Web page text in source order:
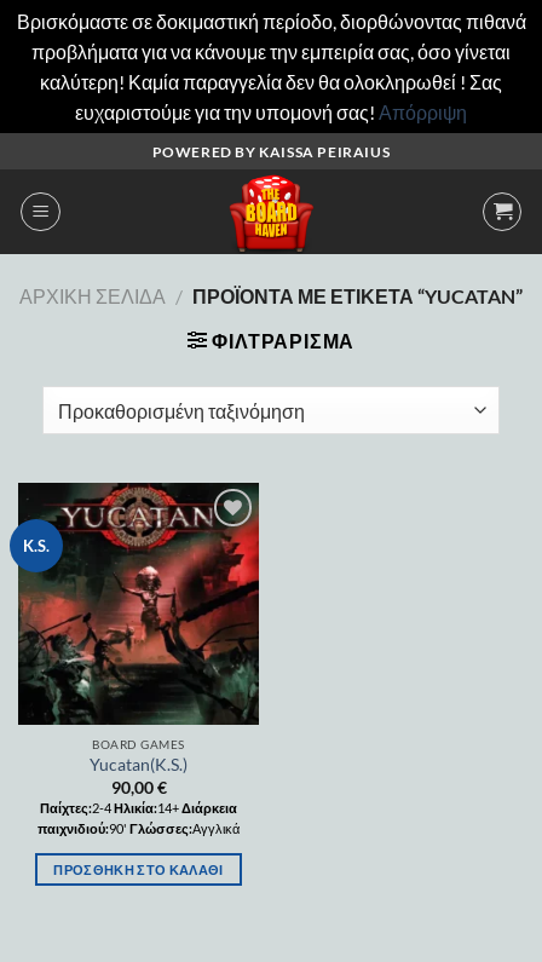
Βρισκόμαστε σε δοκιμαστική περίοδο, διορθώνοντας πιθανά
προβλήματα για να κάνουμε την εμπειρία σας, όσο γίνεται
καλύτερη! Καμία παραγγελία δεν θα ολοκληρωθεί ! Σας
ευχαριστούμε για την υπομονή σας! Απόρριψη
περιεχόμενο
POWERED BY KAISSA PEIRAIUS
ΑΡΧΙΚΉ ΣΕΛΊΔΑ / ΠΡΟΪΌΝΤΑ ΜΕ ΕΤΙΚΈΤΑ “YUCATAN”
ΦΙΛΤΡΆΡΙΣΜΑ
K.S.
Add to
wishlist
BOARD GAMES
Yucatan(K.S.)
90,00€
Παίχτες:2-4Ηλικία:14+Διάρκεια
παιχνιδιού:90' Γλώσσες:Αγγλικά
ΠΡΟΣΘΉΚΗ ΣΤΟ ΚΑΛΆΘΙ